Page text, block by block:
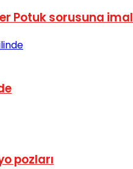
Potuk sorusuna
pozları